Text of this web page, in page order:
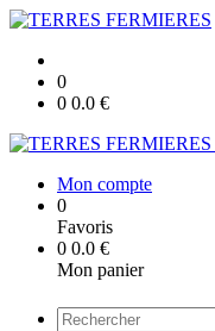
0
0 0.0 €
Mon compte
0
Favoris
0 0.0 €
Mon panier